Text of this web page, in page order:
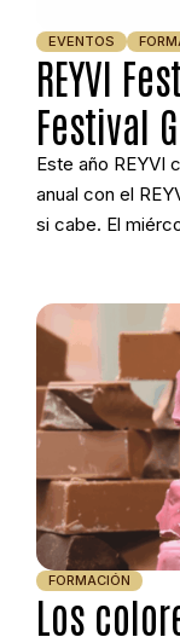
REYVI
Festival
EVENTOS
Este año REYVI
anual con el
si cabe. El
preparado un
sorprenderte.
instalaciones de
ponencias
Los
FORMACIÓN